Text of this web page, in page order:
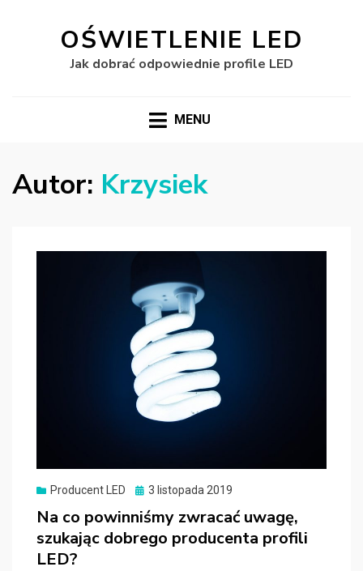
OŚWIETLENIE LED
Jak dobrać odpowiednie profile LED
MENU
Autor: Krzysiek
Producent LED
Posted
3 listopada 2019
Na co powinniśmy zwracać uwagę,
szukając dobrego producenta profili
LED?